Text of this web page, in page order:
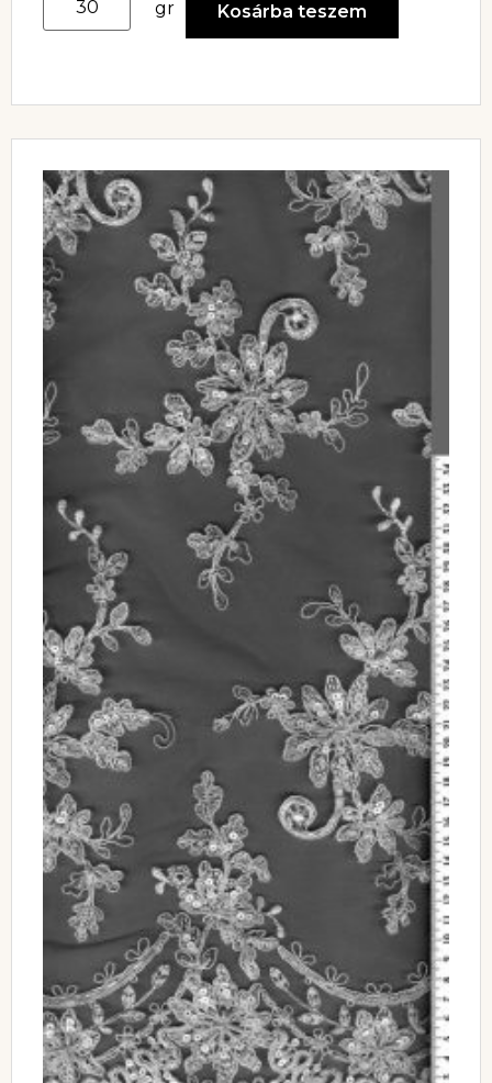
gr Kosárba teszem